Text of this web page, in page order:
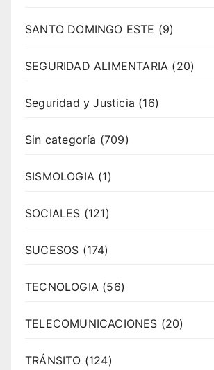
SANTO DOMINGO ESTE (9)
SEGURIDAD ALIMENTARIA (20)
Seguridad y Justicia (16)
Sin categoría (709)
SISMOLOGIA (1)
SOCIALES (121)
SUCESOS (174)
TECNOLOGIA (56)
TELECOMUNICACIONES (20)
TRÁNSITO (124)